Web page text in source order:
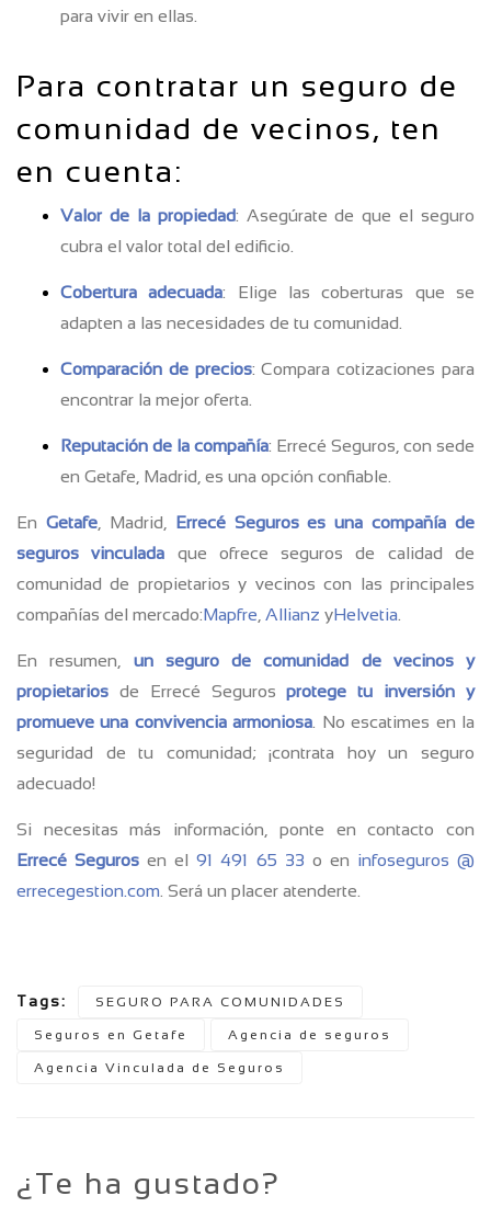
para vivir en ellas.
Para contratar un seguro de
comunidad de vecinos, ten
en cuenta:
Valor de la propiedad: Asegúrate de que el seguro
cubra el valor total del edificio.
Cobertura adecuada: Elige las coberturas que se
adapten a las necesidades de tu comunidad.
Comparación de precios: Compara cotizaciones para
encontrar la mejor oferta.
Reputación de la compañía: Errecé Seguros, con sede
en Getafe, Madrid, es una opción confiable.
En Getafe, Madrid,
Errecé Seguros es una compañía de
seguros vinculada que ofrece seguros de calidad de
comunidad de propietarios y vecinos con las principales
compañías del mercado:Mapfre Allianz yHelvetia
En resumen, un seguro de comunidad de vecinos y
propietarios de Errecé Segurosprotege tu inversión y
promueve una convivencia armoniosa . No escatimes en la
seguridad de tu comunidad; ¡contrata hoy un seguro
adecuado!
Si necesitas más información, ponte en contacto con
Errecé Seguros en el91 491 65 33 o en infoseguros @
errecegestion.com . Será un placer atenderte.
Tags: SEGURO PARA COMUNIDADES
Seguros en Getafe Agencia de seguros
Agencia Vinculada de Seguros
¿Te ha gustado?